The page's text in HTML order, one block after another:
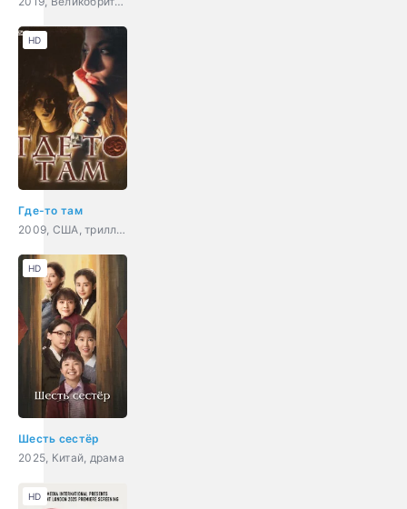
Где-то там
2009, США, триллер, драма, криминал, детектив
HD
Шесть сестёр
2025, Китай, драма
HD
HD